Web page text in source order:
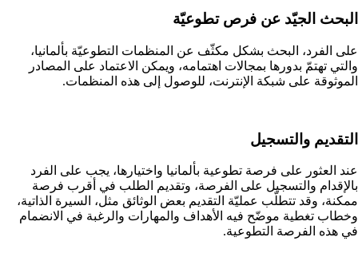
البحث الجيّد عن فرص تطوعيّة
على الفرد، البحث بشكل مكثّف عن المنظمات التطوعيّة بألمانيا،
والتي تهتمّ بدورها بمجالات اهتمامه، ويمكن الاعتماد على المصادر
الموثوقة على شبكة الإنترنت، للوصول إلى هذه المنظمات.
التقديم والتسجيل
عند العثور على فرصة تطوعية بألمانيا واختيارها، يجب على الفرد
بالإقدام والتسجيل على الفرصة، وتقديم الطلب في أقرب فرصة
ممكنة، وقد تتطلّب عمليّة التقديم بعض الوثائق مثل، السيرة الذاتية،
وخطاب تغطية موضّح فيه الأهداف والمهارات والرغبة في الانضمام
في هذه الفرصة التطوعية.